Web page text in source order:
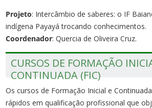
Projeto: Intercâmbio de saberes: o IF
indígena Payayá trocando conhecimentos.
Coordenador: Quercia de Oliveira Cruz.
CURSOS DE FORMAÇÃO
CONTINUADA (FIC)
Os cursos de Formação Inicial e
rápidos em qualificação profissional que